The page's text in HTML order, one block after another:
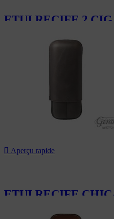
ETUI RECIFE 2
 Aperçu rapide
ETUI RECIFE